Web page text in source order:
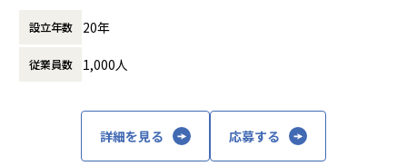
めに、最適なITソリューションの提供を目指して展開してき
しての存在価値である「企業理念」と今後の指針となる「ビ
【企業理念】すごい！を追求する
【ビジョン】日本でもっともエンジニアがわくわくする会社
「すごい！」というポジティブな驚きを示す
聞かれるような、そんな質の高い仕事を提供
し続けようという決意の形です。
設立年数 20年
従業員数 1,000人
詳細を見る 応募する